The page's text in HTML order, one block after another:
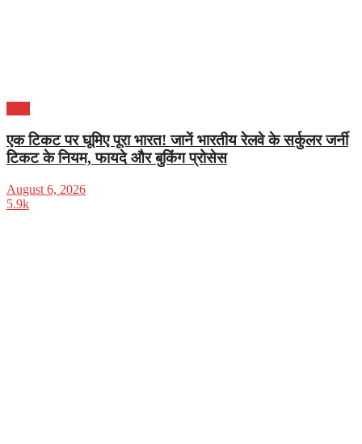
एक टिकट पर घूमिए पूरा भारत! जानें भारतीय रेलवे के सर्कुलर जर्नी
टिकट के नियम, फायदे और बुकिंग प्रोसेस
August 6, 2026
5.9k